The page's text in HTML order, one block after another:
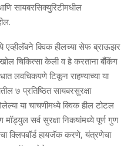
सायबरसिक्युरिटीमधील
एव्हीलॅबने क्विक हीलच्या सेफ ब्राऊझर
चिकित्सा केली व हे करताना बँकिंग
लवचिकपणे टिकून राहण्याच्या या
७ प्रतिष्ठित सायबरसुरक्षा
या चाचणीमध्ये क्विक हील टोटल
सर्व सुरक्षा निकषांमध्ये पूर्ण गुण
क्लिपबॉर्ड हायजॅक करणे, यंत्रणेचा